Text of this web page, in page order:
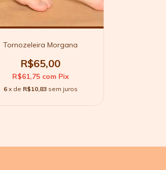
Tornozeleira Morgana
R$65,00
R$61,75 com Pix
6 x de R$10,83 sem juros